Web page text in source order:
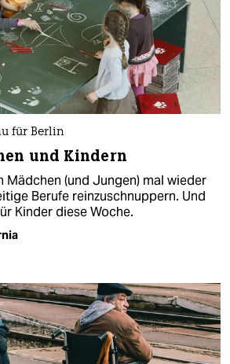
für Berlin
und Kindern
Mädchen (und Jungen) mal wieder
Berufe reinzuschnuppern. Und
Kinder diese Woche.